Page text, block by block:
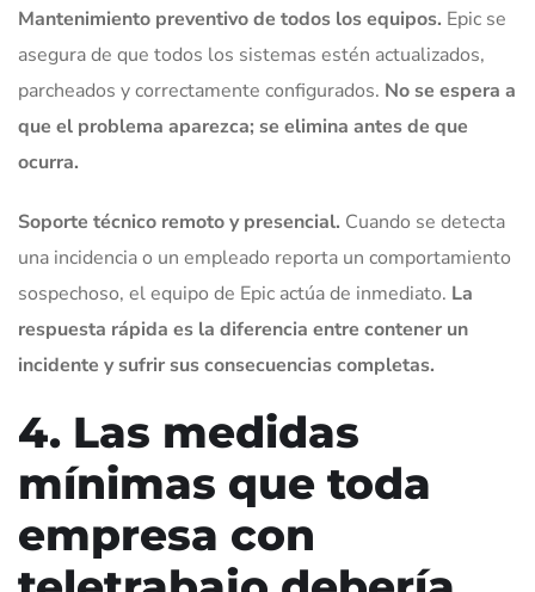
Mantenimiento preventivo de todos los equipos. Epic se
asegura de que todos los sistemas estén actualizados,
parcheados y correctamente configurados. No se espera a
que el problema aparezca; se elimina antes de que
ocurra.
Soporte técnico remoto y presencial. Cuando se detecta
una incidencia o un empleado reporta un comportamiento
sospechoso, el equipo de Epic actúa de inmediato. La
respuesta rápida es la diferencia entre contener un
incidente y sufrir sus consecuencias completas.
4. Las medidas
mínimas que toda
empresa con